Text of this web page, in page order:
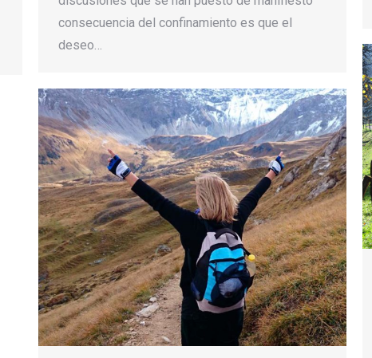
consecuencia del confinamiento es que el
deseo…